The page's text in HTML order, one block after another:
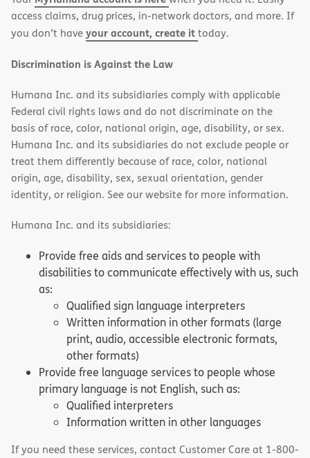
access claims, drug prices, in-network doctors, and more. If
you don’t haveyour account, create ittoday.
Discrimination is Against the Law
Humana Inc. and its subsidiaries comply with applicable
Federal civil rights laws and do not discriminate on the
basis of race, color, national origin, age, disability, or sex.
Humana Inc. and its subsidiaries do not exclude people or
treat them differently because of race, color, national
origin, age, disability, sex, sexual orientation, gender
identity, or religion. See our website for more information.
Humana Inc. and its subsidiaries:
Provide free aids and services to people with
disabilities to communicate effectively with us, such
as:
Qualified sign language interpreters
Written information in other formats (large
print, audio, accessible electronic formats,
other formats)
Provide free language services to people whose
primary language is not English, such as:
Qualified interpreters
Information written in other languages
If you need these services, contact Customer Care at 1-800-